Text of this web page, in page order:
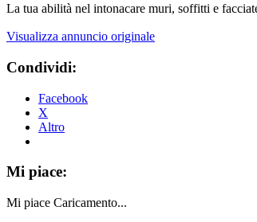
La tua abilità nel intonacare muri, soffitti e
Visualizza annuncio originale
Condividi:
Facebook
X
Altro
Mi piace:
Mi piace Caricamento...